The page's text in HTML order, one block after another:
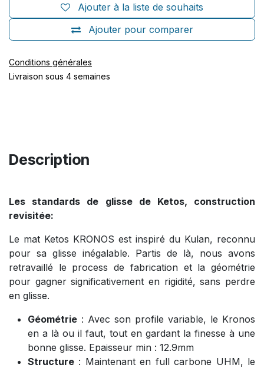
Ajouter pour comparer
Ajouter à la liste de souhaits
Conditions générales
Livraison sous 4 semaines
Description
Les standards de glisse de Ketos, construction
revisitée:
Le mat Ketos KRONOS est inspiré du Kulan, reconnu
pour sa glisse inégalable. Partis de là, nous avons
retravaillé le process de fabrication et la géométrie
pour gagner significativement en rigidité, sans perdre
en glisse.
Géométrie : Avec son profile variable, le Kronos
en a là ou il faut, tout en gardant la finesse à une
bonne glisse. Epaisseur min : 12.9mm
Structure : Maintenant en full carbone UHM, le